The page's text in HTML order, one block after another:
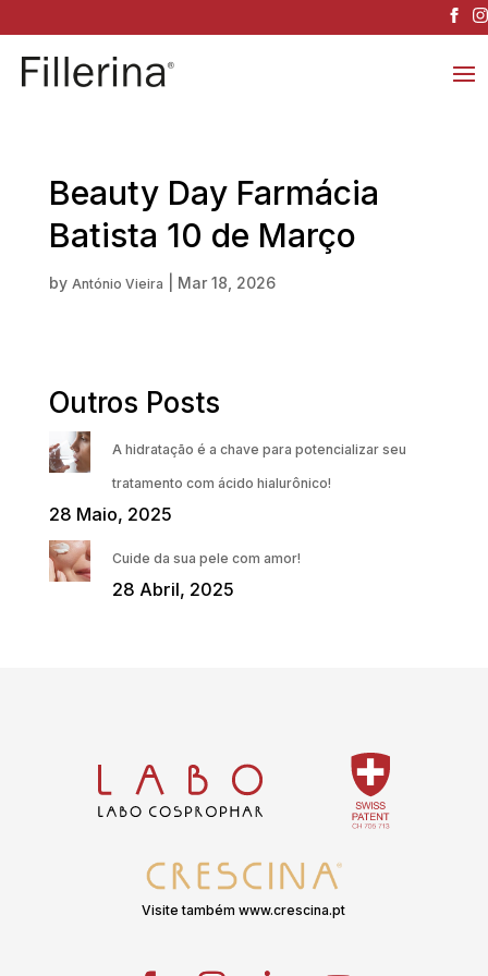
Beauty Day Farmácia
Batista 10 de Março
by António Vieira Mar 18, 2026
Outros Posts
A hidratação é a chave para potencializar seu
tratamento com ácido hialurônico!
28 Maio, 2025
Cuide da sua pele com amor!
28 Abril, 2025
Visite também www.crescina.pt